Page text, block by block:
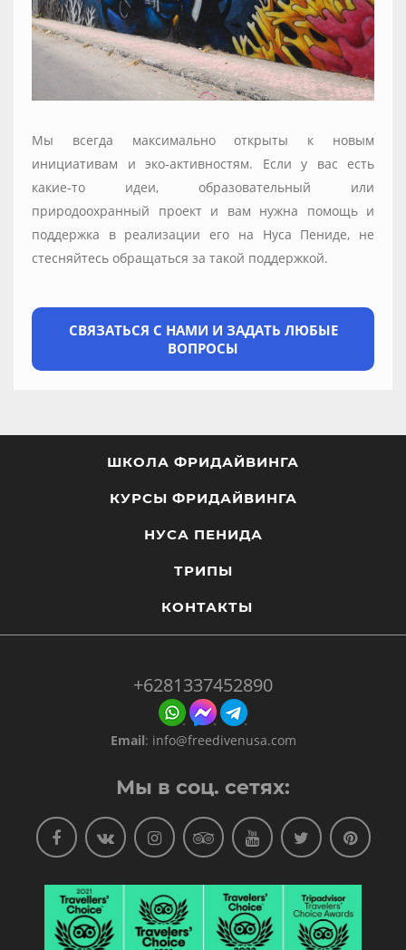
Мы всегда максимально открыты к новым
инициативам и эко-активностям. Если у вас есть
какие-то идеи, образовательный или
природоохранный проект и вам нужна помощь и
поддержка в реализации его на Нуса Пениде, не
стесняйтесь обращаться за такой поддержкой.
СВЯЗАТЬСЯ С НАМИ И ЗАДАТЬ ЛЮБЫЕ
ВОПРОСЫ
ШКОЛА ФРИДАЙВИНГА
КУРСЫ ФРИДАЙВИНГА
НУСА ПЕНИДА
ТРИПЫ
КОНТАКТЫ
+6281337452890
Email: info@freedivenusa.com
Мы в соц. сетях: